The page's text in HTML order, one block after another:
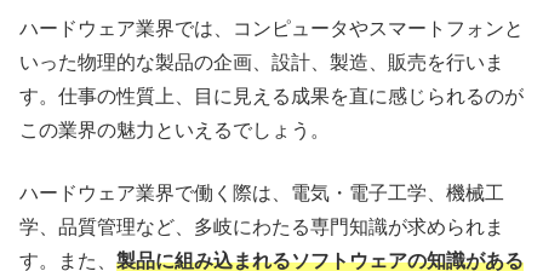
ハードウェア業界では、コンピュータやスマートフォンと
いった物理的な製品の企画、設計、製造、販売を行いま
す。仕事の性質上、目に見える成果を直に感じられるのが
この業界の魅力といえるでしょう。
ハードウェア業界で働く際は、電気・電子工学、機械工
学、品質管理など、多岐にわたる専門知識が求められま
す。また、 製品に組み込まれるソフトウェアの知識がある